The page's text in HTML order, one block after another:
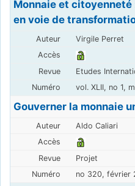
Monnaie et
en voie de
Virgile Perret
Etudes
vol. XLII, no 1,
Gouverner la monnaie
Aldo Caliari
Projet
no 320, février